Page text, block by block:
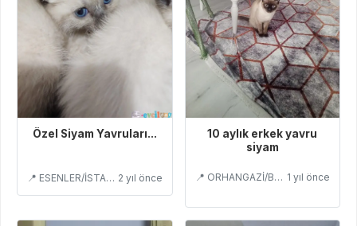
Özel Siyam Yavruları...
📍 ESENLER/İSTANBUL 2 yıl önce
10 aylık erkek yavru
siyam
📍 ORHANGAZİ/BURSA 1 yıl önce